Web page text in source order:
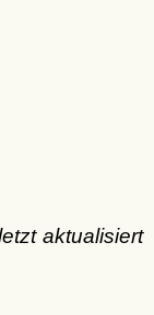
aktualisiert